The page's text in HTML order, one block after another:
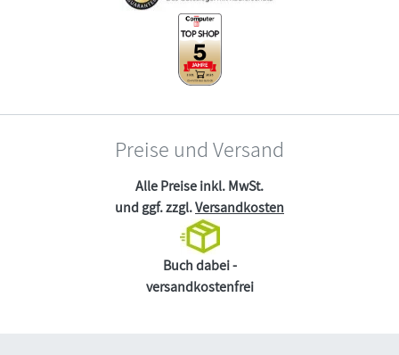
Preise und Versand
Alle Preise inkl. MwSt.
und ggf. zzgl.Versandkosten
Buch dabei -
versandkostenfrei